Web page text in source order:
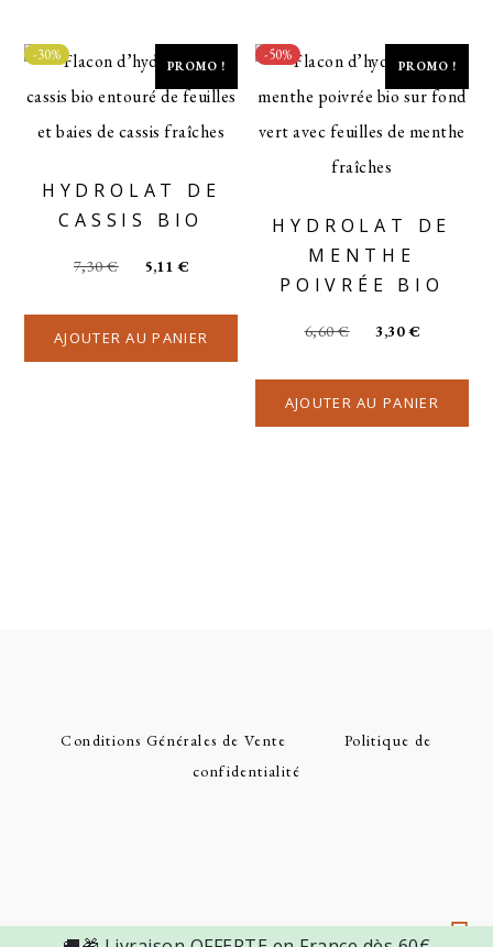
PROMO !
-30%
HYDROLAT DE
CASSIS BIO
7,30€ 5,11 €
AJOUTER AU PANIER
PROMO !
-50%
HYDROLAT DE
MENTHE
POIVRÉE BIO
6,60€ 3,30€
AJOUTER AU PANIER
Conditions Générales de Vente
Politique de
confidentialité